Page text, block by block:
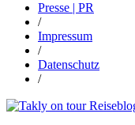
Presse | PR
/
Impressum
/
Datenschutz
/